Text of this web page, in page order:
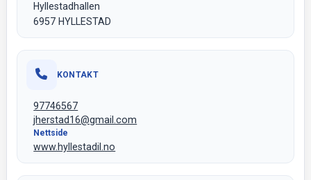
Hyllestadhallen
6957 HYLLESTAD
KONTAKT
97746567
jherstad16@gmail.com
Nettside
www.hyllestadil.no